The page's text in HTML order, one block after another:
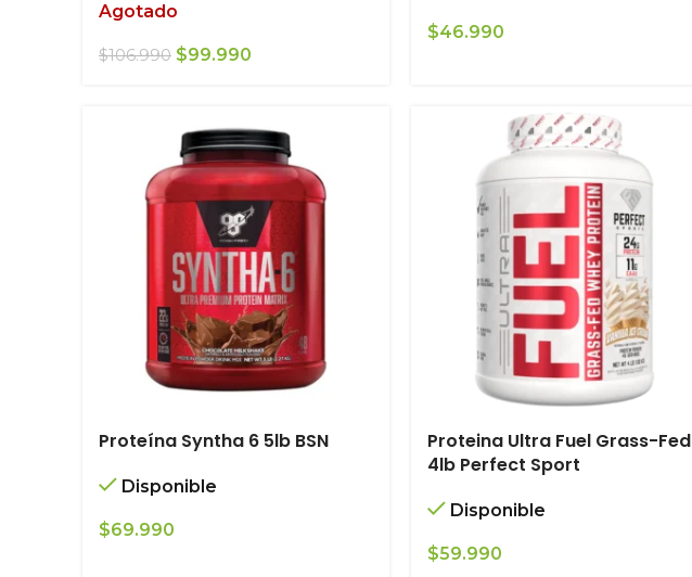
Agotado
$106.990 El
era:
$106.990.
$99.990
es:
$99.990.
$46.990
Proteína Syntha 6 5lb BSN
Disponible
$69.990
Proteina Ultra Fuel Grass-Fed
4lb Perfect Sport
Disponible
$59.990